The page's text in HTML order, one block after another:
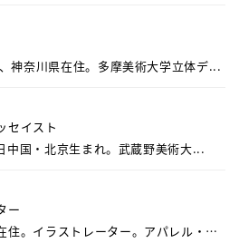
神奈川県在住。多摩美術大学立体デ...
セイスト
中国・北京生まれ。武蔵野美術大...
ー
住。イラストレーター。アパレル・キ